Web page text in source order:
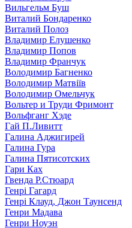
Вильгельм Буш
Виталий Бондаренко
Виталий Полоз
Владимир Елушенко
Владимир Попов
Владимир Франчук
Володимир Багненко
Володимир Матвіїв
Володимир Омельчук
Вольтер и Труди Фримонт
Вольфганг Хэде
Гай П.Ливитт
Галина Аджигирей
Галина Гура
Галина Пятисотских
Гари Ках
Гвенда Р.Стюард
Генрі Гагард
Генрі Клауд, Джон Таунсенд
Генри Мадава
Генри Ноуэн